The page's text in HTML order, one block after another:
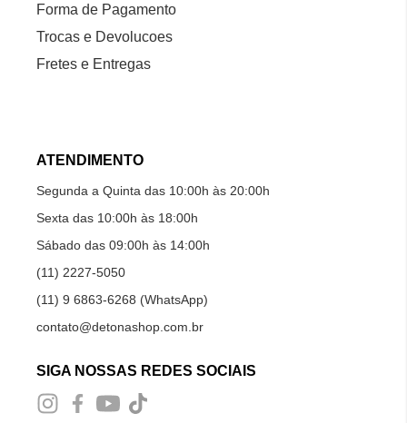
Forma de Pagamento
Trocas e Devolucoes
Fretes e Entregas
ATENDIMENTO
Segunda a Quinta das 10:00h às 20:00h
Sexta das 10:00h às 18:00h
Sábado das 09:00h às 14:00h
(11) 2227-5050
(11) 9 6863-6268 (WhatsApp)
contato@detonashop.com.br
SIGA NOSSAS REDES SOCIAIS